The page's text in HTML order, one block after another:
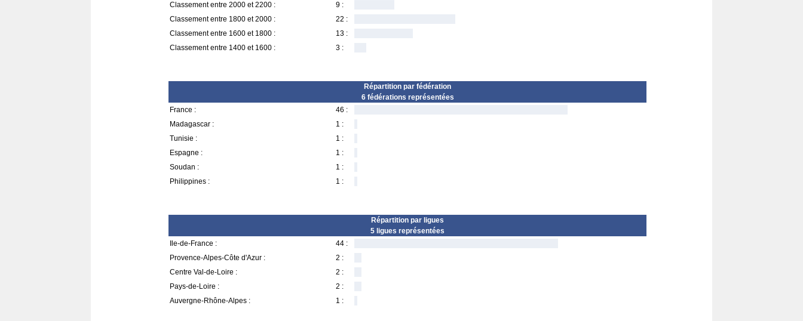
Classement entre 2000 et 2200 :
9 :
Classement entre 1800 et 2000 :
22 :
Classement entre 1600 et 1800 :
13 :
Classement entre 1400 et 1600 :
3 :
Répartition par fédération
6 fédérations représentées
France :
46 :
Madagascar :
1 :
Tunisie :
1 :
Espagne :
1 :
Soudan :
1 :
Philippines :
1 :
Répartition par ligues
5 ligues représentées
Ile-de-France :
44 :
Provence-Alpes-Côte d'Azur :
2 :
Centre Val-de-Loire :
2 :
Pays-de-Loire :
2 :
Auvergne-Rhône-Alpes :
1 :